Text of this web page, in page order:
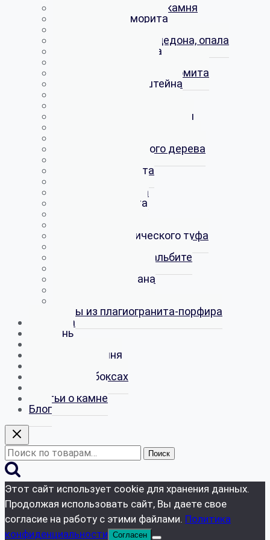
Шары из кораллового камня
Шары из черноморита
Шары из кварца, халцедона, опала
Шары из серафинита
Шары из кальцита и доломита
Шары из мандельштейна
Шары из форелевого камня
Шары из окаменелого дерева
Шары из пропилита
Шары из родонита
Шары из кварцита
Шары из вулканического туфа
Шары из эгирина в альбите
Шары из обсидиана
Шары из плагиогранита-порфира
Галтовка
Кремень
Магниты из камня
Минералы в боксах
Статьи о камне
Блог
Искать: Поиск
Этот сайт использует cookie для хранения данных.
Продолжая использовать сайт, Вы даете свое
согласие на работу с этими файлами. Политика
конфиденциальности Согласен